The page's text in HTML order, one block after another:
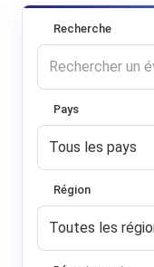
Recherche
Pays
Région